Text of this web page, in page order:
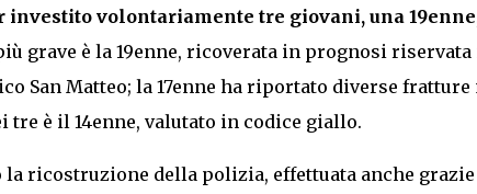
investito volontariamente tre giovani, una
grave è la 19enne, ricoverata in prognosi
San Matteo; la 17enne ha riportato diverse
tre è il 14enne, valutato in codice giallo.
la ricostruzione della polizia, effettuata anche